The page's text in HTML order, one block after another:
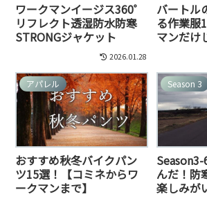
ワークマンイージス360゜
リフレクト透湿防水防寒
STRONGジャケット
2026.01.28
バートル
る作業服
マンだけ
アパレル
おすすめ秋冬バイクパン
ツ15選！【コミネからワ
ークマンまで】
Season 3
んだ！防
楽しみが